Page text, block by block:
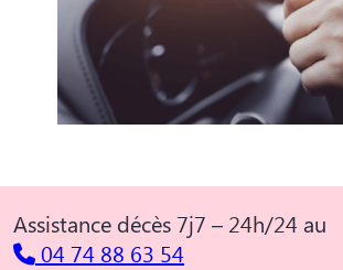
Assistance décès 7j7 – 24h/24 au
04 74 88 63 54